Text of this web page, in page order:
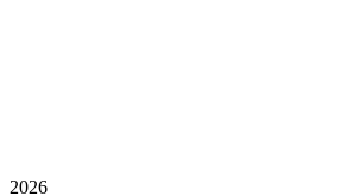
2026